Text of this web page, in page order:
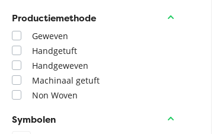
Productiemethode
Geweven
Handgetuft
Handgeweven
Machinaal getuft
Non Woven
Symbolen